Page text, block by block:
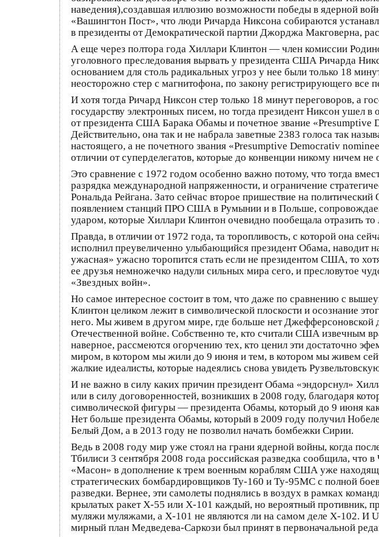
наведения),создавшая иллюзию возможности победы в ядерной
«Вашингтон Пост», что люди Ричарда Никсона собираются
в президенты от Демократической партии Джорджа Макговерна,
А еще через полтора года Хиллари Клинтон — член комиссии
уголовного преследования вырвать у президента США Ричарда
основанием для столь радикальных угроз у нее были только 18
неосторожно стер с магнитофона, по закону регистрирующего все
И хотя тогда Ричард Никсон стер только 18 минут переговоров, а
государству электронных писем, но тогда президент Никсон ушел
от президента США Барака Обамы и почетное звание «Presumptive
Действительно, она так и не набрала заветные 2383 голоса так
настоящего, а не почетного звания «Presumptive Democrativ
отличии от суперделегатов, которые до конвенции никому ничем
Это сравнение с 1972 годом особенно важно потому, что тогда
разрядка международной напряженности, и ограничение
Рональда Рейгана. Зато сейчас второе пришествие на
появлением станций ПРО США в Румынии и в Польше,
ударом, которые Хиллари Клинтон очевидно пообещала отразить
Правда, в отличии от 1972 года, та торопливость, с которой она
исполнил преувеличенно улыбающийся президент Обама, наводит
ужасная» ужасно торопится стать если не президентом США, то
ее друзья немножечко надули сильных мира сего, и пресловутое
«Звездных войн».
Но самое интересное состоит в том, что даже по сравнению с
Клинтон целиком лежит в символической плоскости и осознание
него. Мы живем в другом мире, где больше нет
Отечественной войне. Собственно те, кто считали США извечным
наверное, рассмеются огорчению тех, кто ценил эти достаточно
миром, в котором мы жили до 9 июня и тем, в котором мы живем
жалкие идеалисты, которые надеялись снова увидеть
И не важно в силу каких причин президент Обама «эндорснул»
или в силу договоренностей, возникших в 2008 году, благодаря
символической фигуры — президента Обамы, который до 9 июня
Нет больше президента Обамы, который в 2009 году получил
Белый Дом, а в 2013 году не позволил начать бомбежки Сирии.
Ведь в 2008 году мир уже стоял на грани ядерной войны, когда
Тбилиси 3 сентября 2008 года российская разведка сообщила,
«Масон» в дополнение к трем военным кораблям США уже
стратегических бомбардировщиков Ту-160 и Ту-95МС с полной
разведки. Вернее, эти самолеты поднялись в воздух в рамках
крылатых ракет Х-55 или Х-101 каждый, но вероятный противник,
муляжи муляжами, а Х-101 не являются ли на самом деле Х-102. И
мирный план Медведева-Саркози был принят в первоначальной